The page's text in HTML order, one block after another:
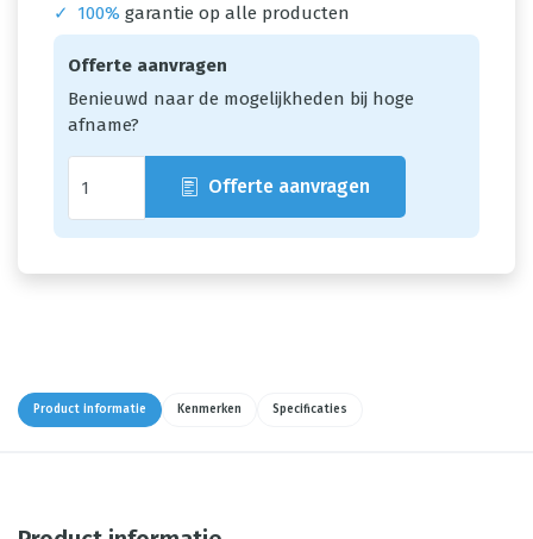
✓
100% garantie op alle producten
Offerte aanvragen
Benieuwd naar de mogelijkheden bij hoge
afname?
Offerte aanvragen
Product informatie Kenmerken Specificaties